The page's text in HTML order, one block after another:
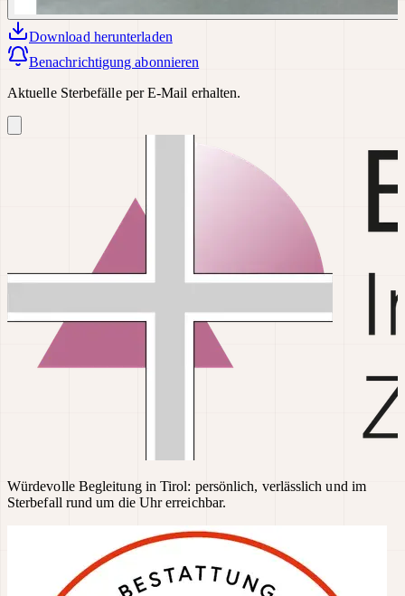
Download herunterladen
Benachrichtigung abonnieren
Aktuelle Sterbefälle per E-Mail erhalten.
Würdevolle Begleitung in Tirol: persönlich, verlässlich und im
Sterbefall rund um die Uhr erreichbar.